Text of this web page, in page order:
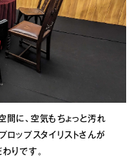
間に、空気もちょっと汚れ
ロップスタイリストさんが
りです。